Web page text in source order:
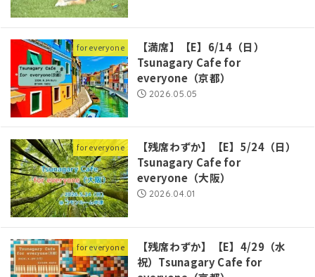
for everyone
【満席】【E】6/14（日）
Tsunagary Cafe for
everyone（京都）
2026.05.05
for everyone
【残席わずか】【E】5/24（日）
Tsunagary Cafe for
everyone（大阪）
2026.04.01
for everyone
【残席わずか】【E】4/29（水
祝）Tsunagary Cafe for